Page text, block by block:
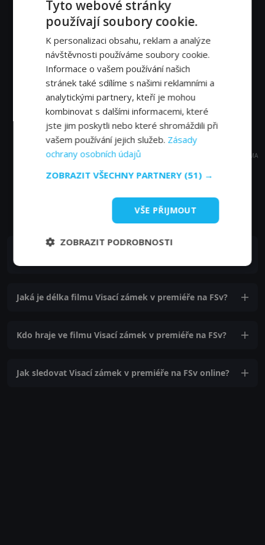
REKLAMA
Časté dotazy a zajímavosti
Ve kterém roce byl film Visací zámek v premiéře na
Jaká je délka filmu Visací zámek v premiéře na FSv?
Kdo hraje ve filmu Visací zámek v premiéře na FSv?
Jak sledovat Visací zámek v premiéře na FSv online?
Tyto webové stránky
používají soubory cookie.
K personalizaci obsahu, reklam a analýze
návštěvnosti používáme soubory cookie.
Informace o vašem používání našich
stránek také sdílíme s našimi reklamními a
analytickými partnery, kteří je mohou
kombinovat s dalšími informacemi, které
jste jim poskytli nebo které shromáždili při
vašem používání jejich služeb. Zásady
ochrany osobních údajů
ZOBRAZIT VŠECHNY PARTNERY (51) →
VŠE PŘIJMOUT
ZOBRAZIT PODROBNOSTI